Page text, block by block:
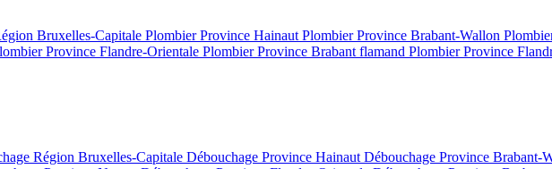
Bruxelles-Capitale Plombier Province Hainaut Plombier Province Brabant-Wallon
Province Flandre-Orientale Plombier Province Brabant flamand Plombier Province
Région Bruxelles-Capitale Débouchage Province Hainaut Débouchage Province Brabant-